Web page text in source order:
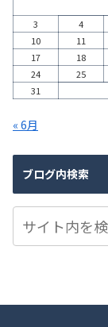
3
4
10
11
17
18
24
25
31
« 6月
ブログ内検索